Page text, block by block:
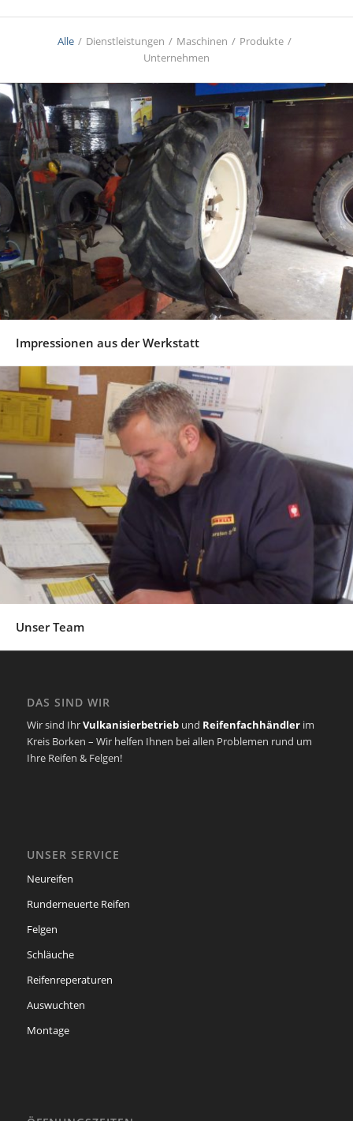
Alle / Dienstleistungen / Maschinen / Produkte /
Unternehmen
Impressionen aus der Werkstatt
Unser Team
DAS SIND WIR
Wir sind IhrVulkanisierbetriebund Reifenfachhändlerim
Kreis Borken – Wir helfen Ihnen bei allen Problemen rund um
Ihre Reifen & Felgen!
UNSER SERVICE
Neureifen
Runderneuerte Reifen
Felgen
Schläuche
Reifenreperaturen
Auswuchten
Montage